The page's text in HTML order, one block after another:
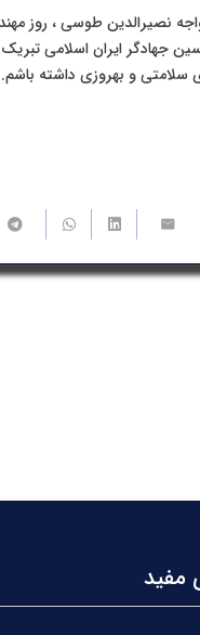
نصیرالدین طوسی ، روز
جهادگر ایران اسلامی
سلامتی و بهروزی داشته باشم.
مفید